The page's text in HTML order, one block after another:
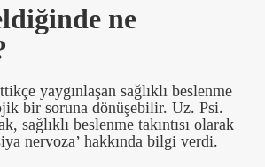
ne
yaygınlaşan sağlıklı beslenme
bir soruna dönüşebilir. Uz. Psi.
sağlıklı beslenme takıntısı olarak
nervoza’ hakkında bilgi verdi.